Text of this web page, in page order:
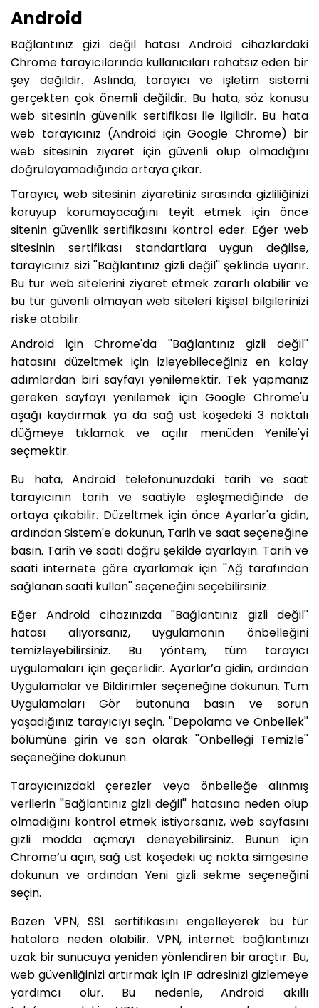
Android
Bağlantınız gizi değil hatası Android cihazlardaki
Chrome tarayıcılarında kullanıcıları rahatsız eden bir
şey değildir. Aslında, tarayıcı ve işletim sistemi
gerçekten çok önemli değildir. Bu hata, söz konusu
web sitesinin güvenlik sertifikası ile ilgilidir. Bu hata
web tarayıcınız (Android için Google Chrome) bir
web sitesinin ziyaret için güvenli olup olmadığını
doğrulayamadığında ortaya çıkar.
Tarayıcı, web sitesinin ziyaretiniz sırasında gizliliğinizi
koruyup korumayacağını teyit etmek için önce
sitenin güvenlik sertifikasını kontrol eder. Eğer web
sitesinin sertifikası standartlara uygun değilse,
tarayıcınız sizi ''Bağlantınız gizli değil'' şeklinde uyarır.
Bu tür web sitelerini ziyaret etmek zararlı olabilir ve
bu tür güvenli olmayan web siteleri kişisel bilgilerinizi
riske atabilir.
Android için Chrome'da ''Bağlantınız gizli değil''
hatasını düzeltmek için izleyebileceğiniz en kolay
adımlardan biri sayfayı yenilemektir. Tek yapmanız
gereken sayfayı yenilemek için Google Chrome'u
aşağı kaydırmak ya da sağ üst köşedeki 3 noktalı
düğmeye tıklamak ve açılır menüden Yenile'yi
seçmektir.
Bu hata, Android telefonunuzdaki tarih ve saat
tarayıcının tarih ve saatiyle eşleşmediğinde de
ortaya çıkabilir. Düzeltmek için önce Ayarlar'a gidin,
ardından Sistem'e dokunun, Tarih ve saat seçeneğine
basın. Tarih ve saati doğru şekilde ayarlayın. Tarih ve
saati internete göre ayarlamak için ''Ağ tarafından
sağlanan saati kullan'' seçeneğini seçebilirsiniz.
Eğer Android cihazınızda ''Bağlantınız gizli değil''
hatası alıyorsanız, uygulamanın önbelleğini
temizleyebilirsiniz. Bu yöntem, tüm tarayıcı
uygulamaları için geçerlidir. Ayarlar’a gidin, ardından
Uygulamalar ve Bildirimler seçeneğine dokunun. Tüm
Uygulamaları Gör butonuna basın ve sorun
yaşadığınız tarayıcıyı seçin. ''Depolama ve Önbellek''
bölümüne girin ve son olarak ''Önbelleği Temizle''
seçeneğine dokunun.
Tarayıcınızdaki çerezler veya önbelleğe alınmış
verilerin ''Bağlantınız gizli değil'' hatasına neden olup
olmadığını kontrol etmek istiyorsanız, web sayfasını
gizli modda açmayı deneyebilirsiniz. Bunun için
Chrome’u açın, sağ üst köşedeki üç nokta simgesine
dokunun ve ardından Yeni gizli sekme seçeneğini
seçin.
Bazen VPN, SSL sertifikasını engelleyerek bu tür
hatalara neden olabilir. VPN, internet bağlantınızı
uzak bir sunucuya yeniden yönlendiren bir araçtır. Bu,
web güvenliğinizi artırmak için IP adresinizi gizlemeye
yardımcı olur. Bu nedenle, Android akıllı